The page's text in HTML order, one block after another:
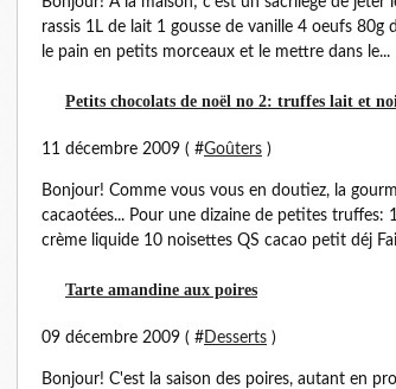
rassis 1L de lait 1 gousse de vanille 4 oeufs
le pain en petits morceaux et le mettre dans le...
Petits chocolats de noël no 2: truffes lait et
11 décembre 2009 ( #Goûters )
Bonjour! Comme vous vous en doutiez, la
cacaotées... Pour une dizaine de petites
crème liquide 10 noisettes QS cacao petit déj
Tarte amandine aux poires
09 décembre 2009 ( #Desserts )
Bonjour! C'est la saison des poires, autant en